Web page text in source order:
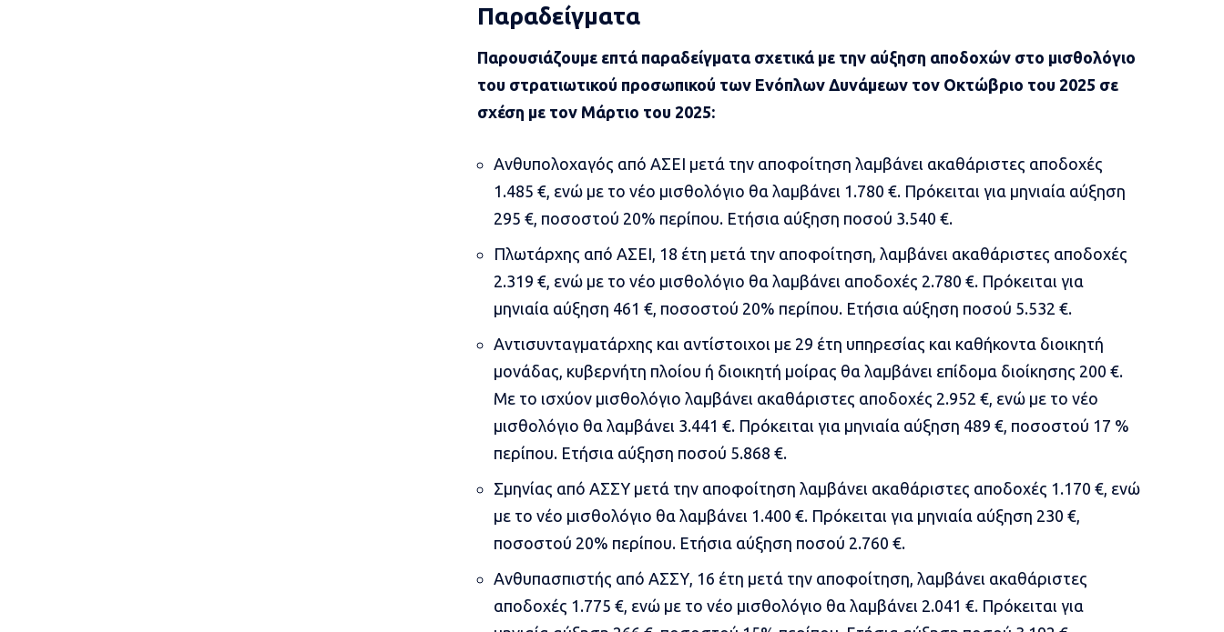
Παραδείγματα
Παρουσιάζουμε επτά παραδείγματα σχετικά με την αύξηση αποδοχών στο μισθολόγιο
του στρατιωτικού προσωπικού των Ενόπλων Δυνάμεων τον Οκτώβριο του 2025 σε
σχέση με τον Μάρτιο του 2025:
Ανθυπολοχαγός από ΑΣΕΙ μετά την αποφοίτηση λαμβάνει ακαθάριστες αποδοχές
1.485 €, ενώ με το νέο μισθολόγιο θα λαμβάνει 1.780 €. Πρόκειται για μηνιαία αύξηση
295 €, ποσοστού 20% περίπου. Ετήσια αύξηση ποσού 3.540 €.
Πλωτάρχης από ΑΣΕΙ, 18 έτη μετά την αποφοίτηση, λαμβάνει ακαθάριστες αποδοχές
2.319 €, ενώ με το νέο μισθολόγιο θα λαμβάνει αποδοχές 2.780 €. Πρόκειται για
μηνιαία αύξηση 461 €, ποσοστού 20% περίπου. Ετήσια αύξηση ποσού 5.532 €.
Αντισυνταγματάρχης και αντίστοιχοι με 29 έτη υπηρεσίας και καθήκοντα διοικητή
μονάδας, κυβερνήτη πλοίου ή διοικητή μοίρας θα λαμβάνει επίδομα διοίκησης 200 €.
Με το ισχύον μισθολόγιο λαμβάνει ακαθάριστες αποδοχές 2.952 €, ενώ με το νέο
μισθολόγιο θα λαμβάνει 3.441 €. Πρόκειται για μηνιαία αύξηση 489 €, ποσοστού 17 %
περίπου. Ετήσια αύξηση ποσού 5.868 €.
Σμηνίας από ΑΣΣΥ μετά την αποφοίτηση λαμβάνει ακαθάριστες αποδοχές 1.170 €, ενώ
με το νέο μισθολόγιο θα λαμβάνει 1.400 €. Πρόκειται για μηνιαία αύξηση 230 €,
ποσοστού 20% περίπου. Ετήσια αύξηση ποσού 2.760 €.
Ανθυπασπιστής από ΑΣΣΥ, 16 έτη μετά την αποφοίτηση, λαμβάνει ακαθάριστες
αποδοχές 1.775 €, ενώ με το νέο μισθολόγιο θα λαμβάνει 2.041 €. Πρόκειται για